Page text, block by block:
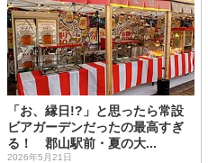
「お、縁日!?」と思ったら常設
ビアガーデンだったの最高すぎ
る！ 郡山駅前・夏の大...
2026年5月21日